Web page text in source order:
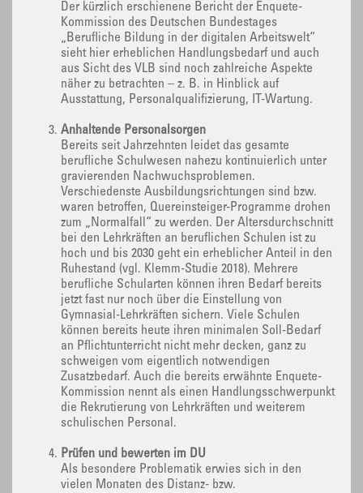
Der kürzlich erschienene Bericht der Enquete-
Kommission des Deutschen Bundestages
„Berufliche Bildung in der digitalen Arbeitswelt“
sieht hier erheblichen Handlungsbedarf und auch
aus Sicht des VLB sind noch zahlreiche Aspekte
näher zu betrachten – z. B. in Hinblick auf
Ausstattung, Personalqualifizierung, IT-Wartung.
Anhaltende Personalsorgen
Bereits seit Jahrzehnten leidet das gesamte
berufliche Schulwesen nahezu kontinuierlich unter
gravierenden Nachwuchsproblemen.
Verschiedenste Ausbildungsrichtungen sind bzw.
waren betroffen, Quereinsteiger-Programme drohen
zum „Normalfall“ zu werden. Der Altersdurchschnitt
bei den Lehrkräften an beruflichen Schulen ist zu
hoch und bis 2030 geht ein erheblicher Anteil in den
Ruhestand (vgl. Klemm-Studie 2018). Mehrere
berufliche Schularten können ihren Bedarf bereits
jetzt fast nur noch über die Einstellung von
Gymnasial-Lehrkräften sichern. Viele Schulen
können bereits heute ihren minimalen Soll-Bedarf
an Pflichtunterricht nicht mehr decken, ganz zu
schweigen vom eigentlich notwendigen
Zusatzbedarf. Auch die bereits erwähnte Enquete-
Kommission nennt als einen Handlungsschwerpunkt
die Rekrutierung von Lehrkräften und weiterem
schulischen Personal.
Prüfen und bewerten im DU
Als besondere Problematik erwies sich in den
vielen Monaten des Distanz- bzw.